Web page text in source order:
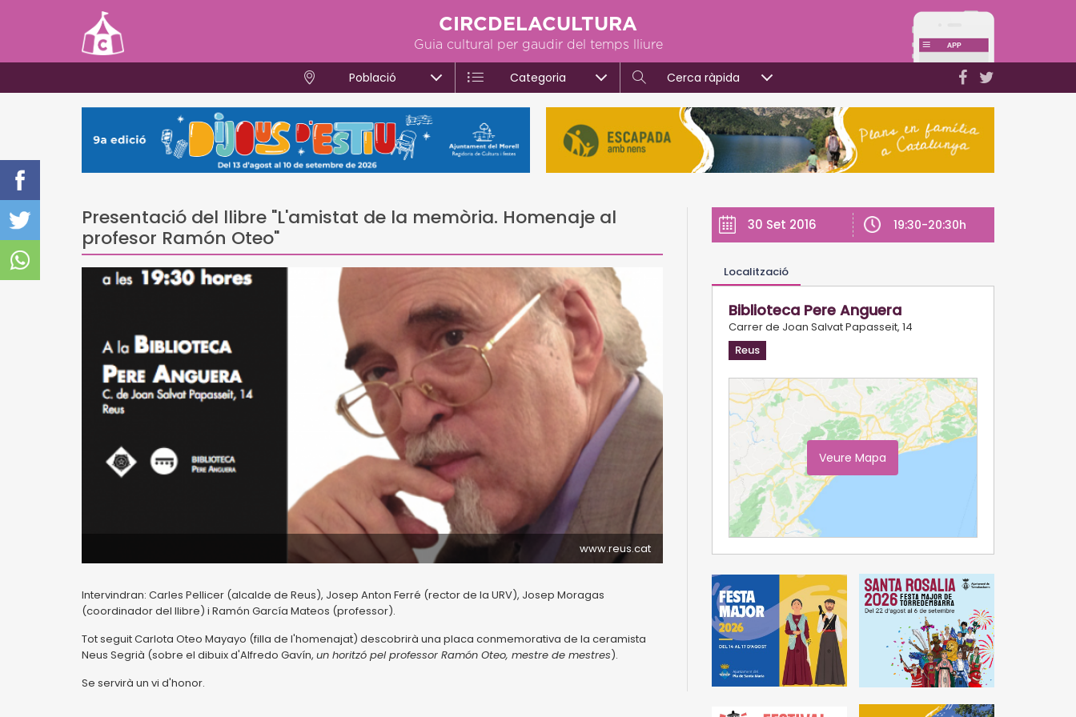
CIRCDELACULTURA
Guia cultural per gaudir del temps lliure
Població Categoria Cerca ràpida
Presentació del llibre "L'amistat de la memòria. Homenaje al
profesor Ramón Oteo"
www.reus.cat
Intervindran: Carles Pellicer (alcalde de Reus), Josep Anton Ferré (rector de la URV), Josep Moragas
(coordinador del llibre) i Ramón García Mateos (professor).
Tot seguit Carlota Oteo Mayayo (filla de l'homenajat) descobrirà una placa conmemorativa de la ceramista
Neus Segrià (sobre el dibuix d'Alfredo Gavín, un horitzó pel professor Ramón Oteo, mestre de mestres).
Se servirà un vi d'honor.
30 Set 2016 19:30-20:30h
Localització
Biblioteca Pere Anguera
Carrer de Joan Salvat Papasseit, 14
Reus
Veure Mapa